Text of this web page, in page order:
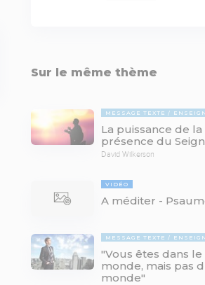
Sur le même thème
MESSAGE TEXTE
La puissance de la
présence du
David Wilkerson
VIDÉO
A méditer -
MESSAGE TEXTE
"Vous êtes dans le
monde, mais pas
monde"